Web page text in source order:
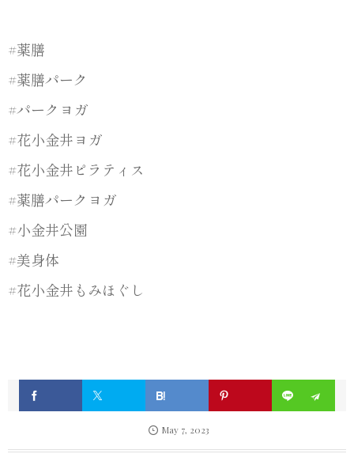
#薬膳
#薬膳パーク
#パークヨガ
#花小金井ヨガ
#花小金井ピラティス
#薬膳パークヨガ
#小金井公園
#美身体
#花小金井もみほぐし
May 7, 2023